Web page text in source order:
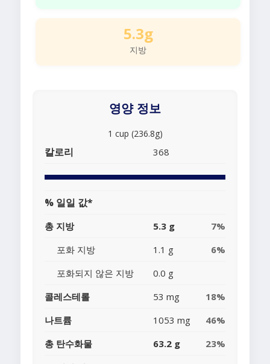
5.3g
지방
영양 정보
1 cup (236.8g)
칼로리 368
% 일일 값*
총 지방 5.3 g
7%
포화 지방
1.1 g
6%
포화되지 않은 지방
0.0 g
콜레스테롤
53 mg
18%
나트륨
1053 mg
46%
총 탄수화물
63.2 g
23%